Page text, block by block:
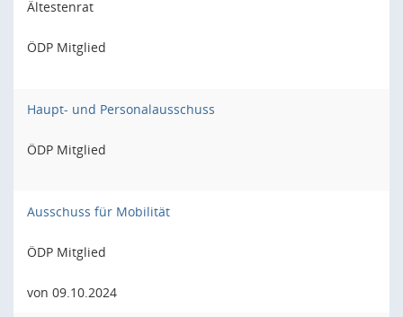
Ältestenrat
ÖDP Mitglied
Haupt- und Personalausschuss
ÖDP Mitglied
Ausschuss für Mobilität
ÖDP Mitglied
von 09.10.2024